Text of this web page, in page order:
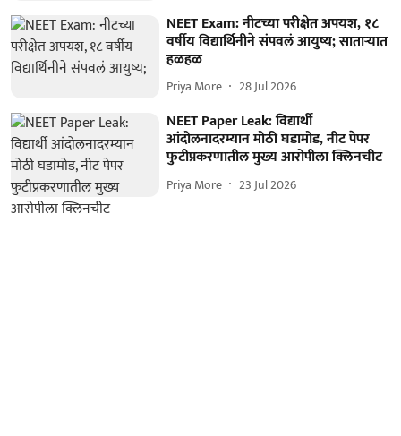
NEET Exam: नीटच्या परीक्षेत अपयश, १८
वर्षीय विद्यार्थिनीने संपवलं आयुष्य; साताऱ्यात
हळहळ
Priya More 28 Jul 2026
NEET Paper Leak: विद्यार्थी
आंदोलनादरम्यान मोठी घडामोड, नीट पेपर
फुटीप्रकरणातील मुख्य आरोपीला क्लिनचीट
Priya More 23 Jul 2026